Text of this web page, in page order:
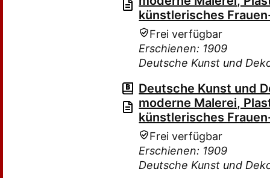
künstlerisches
Frei verfügbar
Erschienen: 1909
Deutsche Kunst und
Deutsche Kunst und
moderne Malerei,
künstlerisches
Frei verfügbar
Erschienen: 1909
Deutsche Kunst und